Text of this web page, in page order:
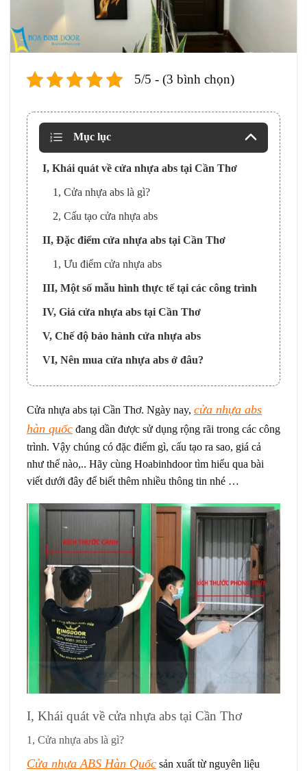
5/5 - (3 bình chọn)
Mục lục
I, Khái quát về cửa nhựa abs tại Cần Thơ
1, Cửa nhựa abs là gì?
2, Cấu tạo cửa nhựa abs
II, Đặc điểm cửa nhựa abs tại Cần Thơ
1, Ưu điểm cửa nhựa abs
III, Một số mẫu hình thực tế tại các công trình
IV, Giá cửa nhựa abs tại Cần Thơ
V, Chế độ bảo hành cửa nhựa abs
VI, Nên mua cửa nhựa abs ở đâu?
Cửa nhựa abs tại Cần Thơ. Ngày nay, cửa nhựa abs
hàn quốc đang dần được sử dụng rộng rãi trong các công
trình. Vậy chúng có đặc điểm gì, cấu tạo ra sao, giá cả
như thế nào,.. Hãy cùng Hoabinhdoor tìm hiểu qua bài
viết dưới đây để biết thêm nhiều thông tin nhé …
I, Khái quát về cửa nhựa abs tại Cần Thơ
1, Cửa nhựa abs là gì?
Cửa nhựa ABS Hàn Quốc sản xuất từ nguyên liệu